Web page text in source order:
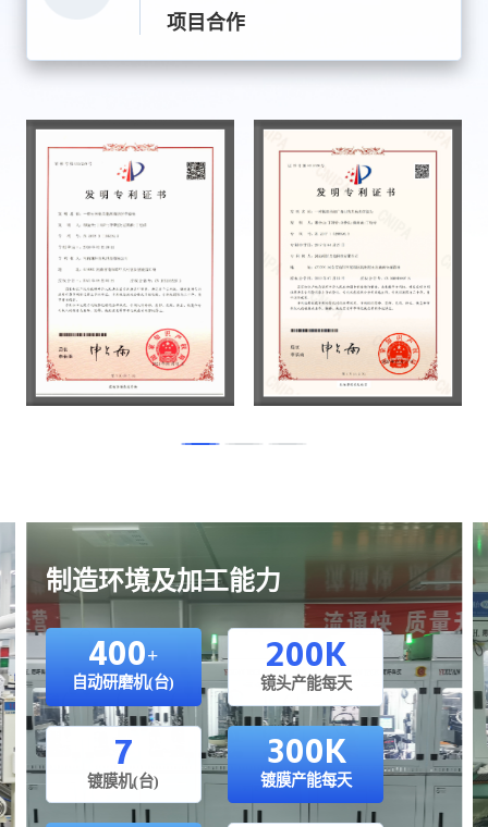
项目合作
制造环境及加工能力
400+
自动研磨机(台)
200K
镜头产能每天
7
镀膜机(台)
300K
镀膜产能每天